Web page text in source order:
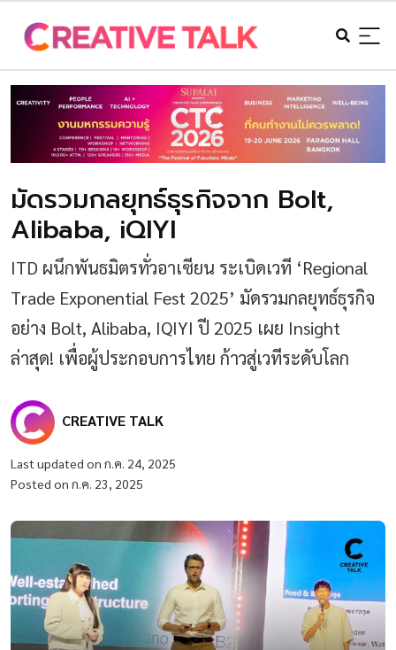
มัดรวมกลยุทธ์ธุรกิจจาก Bolt,
Alibaba, iQIYI
ITD ผนึกพันธมิตรทั่วอาเซียน ระเบิดเวที ‘Regional
Trade Exponential Fest 2025’ มัดรวมกลยุทธ์ธุรกิจ
อย่าง Bolt, Alibaba, IQIYI ปี 2025 เผย Insight
ล่าสุด! เพื่อผู้ประกอบการไทย ก้าวสู่เวทีระดับโลก
CREATIVE TALK
Last updated on ก.ค. 24, 2025
Posted on ก.ค. 23, 2025